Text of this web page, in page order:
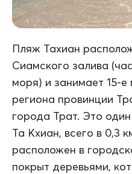
Пляж Тахиан
Сиамского залива
моря) и занимает 15-
региона провинции
города Трат. Это
Та Кхиан, всего в 0,3
расположен в
покрыт деревьями,